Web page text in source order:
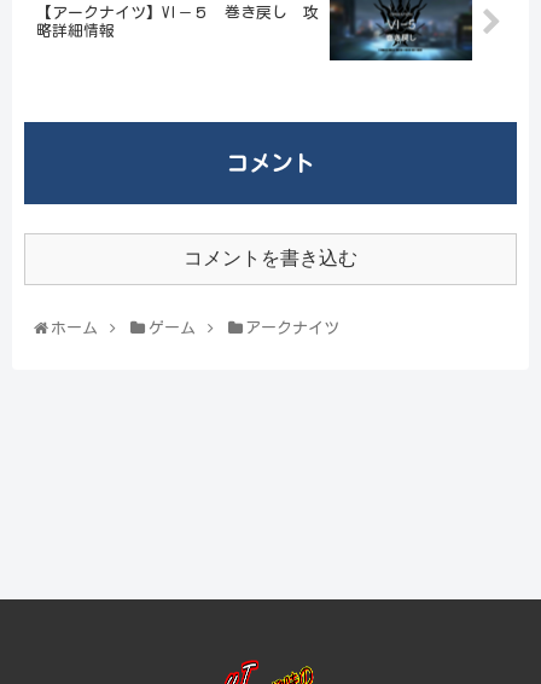
【アークナイツ】VI－５ 巻き戻し 攻
略詳細情報
コメント
コメントを書き込む
ホーム ゲーム アークナイツ